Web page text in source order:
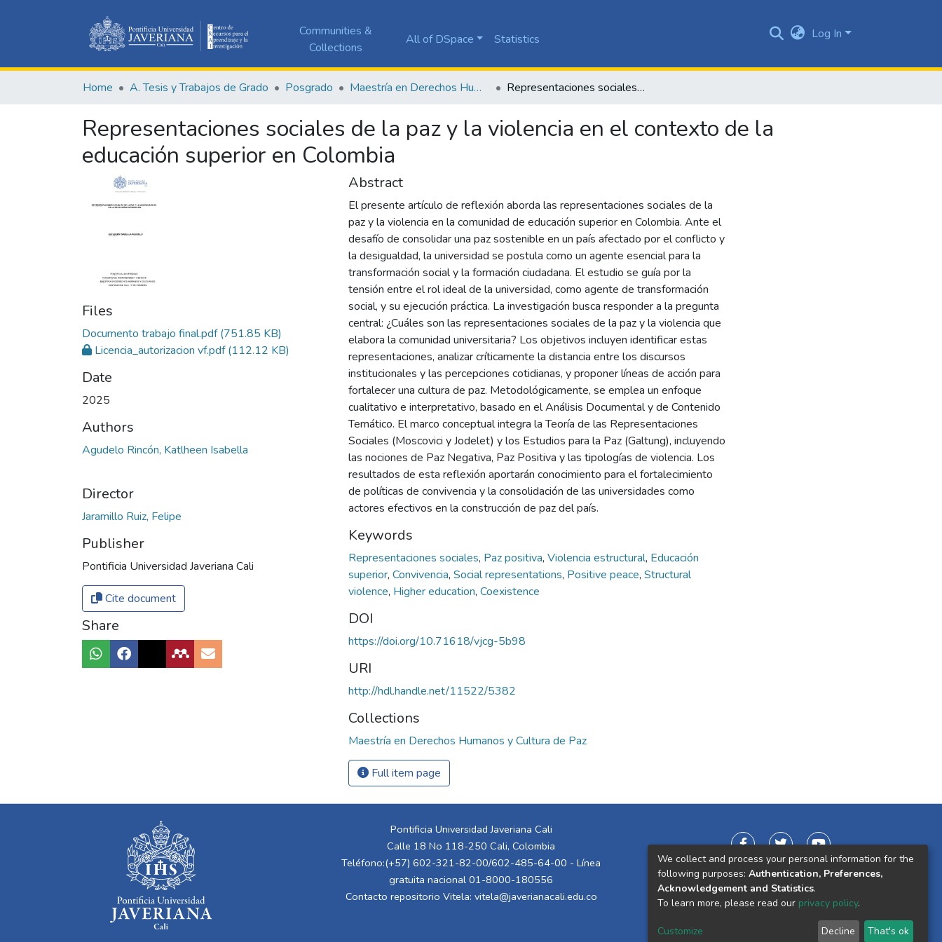
Communities &
Collections
All of DSpace Statistics Log In
Home A. Tesis y Trabajos de Grado Posgrado Maestría en Derechos Humanos y Cultura de Paz Representaciones sociales de la paz y la violencia en el contexto de la educación superior en Colombia
Representaciones sociales de la paz y la violencia en el contexto de la
educación superior en Colombia
Files
Documento trabajo final.pdf(751.85 KB)
Licencia_autorizacion vf.pdf(112.12 KB)
Date
2025
Authors
Agudelo Rincón, Katlheen Isabella
Director
Jaramillo Ruiz, Felipe
Publisher
Pontificia Universidad Javeriana Cali
Cite document
Share
Abstract
El presente artículo de reflexión aborda las representaciones sociales de la
paz y la violencia en la comunidad de educación superior en Colombia. Ante el
desafío de consolidar una paz sostenible en un país afectado por el conflicto y
la desigualdad, la universidad se postula como un agente esencial para la
transformación social y la formación ciudadana. El estudio se guía por la
tensión entre el rol ideal de la universidad, como agente de transformación
social, y su ejecución práctica. La investigación busca responder a la pregunta
central: ¿Cuáles son las representaciones sociales de la paz y la violencia que
elabora la comunidad universitaria? Los objetivos incluyen identificar estas
representaciones, analizar críticamente la distancia entre los discursos
institucionales y las percepciones cotidianas, y proponer líneas de acción para
fortalecer una cultura de paz. Metodológicamente, se emplea un enfoque
cualitativo e interpretativo, basado en el Análisis Documental y de Contenido
Temático. El marco conceptual integra la Teoría de las Representaciones
Sociales (Moscovici y Jodelet) y los Estudios para la Paz (Galtung), incluyendo
las nociones de Paz Negativa, Paz Positiva y las tipologías de violencia. Los
resultados de esta reflexión aportarán conocimiento para el fortalecimiento
de políticas de convivencia y la consolidación de las universidades como
actores efectivos en la construcción de paz del país.
Keywords
Representaciones sociales, Paz positiva, Violencia estructural, Educación
superior, Convivencia, Social representations, Positive peace, Structural
violence, Higher education, Coexistence
DOI
https://doi.org/10.71618/vjcg-5b98
URI
http://hdl.handle.net/11522/5382
Collections
Maestría en Derechos Humanos y Cultura de Paz
Full item page
Pontificia Universidad Javeriana Cali
Calle 18 No 118-250 Cali, Colombia
Teléfono:(+57) 602-321-82-00/602-485-64-00 - Línea
gratuita nacional 01-8000-180556
Contacto repositorio Vitela: vitela@javerianacali.edu.co
We collect and process your personal information for the
following purposes: Authentication, Preferences,
Acknowledgement and Statistics.
To learn more, please read our privacy policy.
Customize Decline That's ok